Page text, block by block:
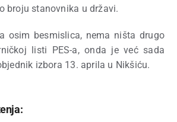
broju stanovnika u državi.
osim besmislica, nema ništa drugo
listi PES-a, onda je već sada
izbora 13. aprila u Nikšiću.